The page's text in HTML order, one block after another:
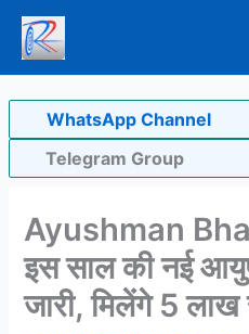
Skip
content
WhatsApp Channel
Telegram Group
Ayushman
इस साल की नई
जारी, मिलेंगे 5